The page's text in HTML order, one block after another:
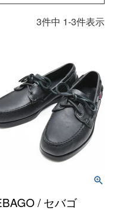
3件中 1-3件表示
/ セバゴ